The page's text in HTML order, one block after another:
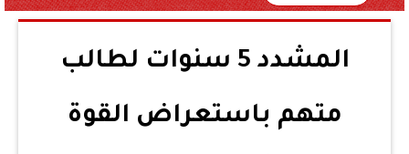
المشدد 5 سنوات لطالب
متهم باستعراض القوة